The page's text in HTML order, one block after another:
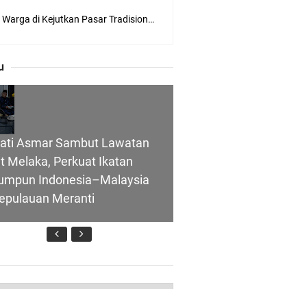
Menguat
11
Fata
Warga di Kejutkan Pasar Tradisional Kota Tembilahan Dilalap Api Dini Hari
Asmar Sambut Lawatan
Melaka, Perkuat Ikatan
Indonesia–Malaysia
Meranti
Kepulauan Meranti
Ranperda